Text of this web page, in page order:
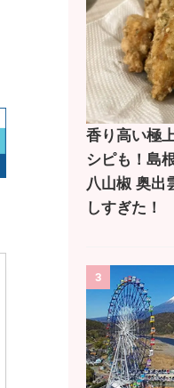
香り高い極
シピも！島
八山椒 奥出
しすぎた！
3